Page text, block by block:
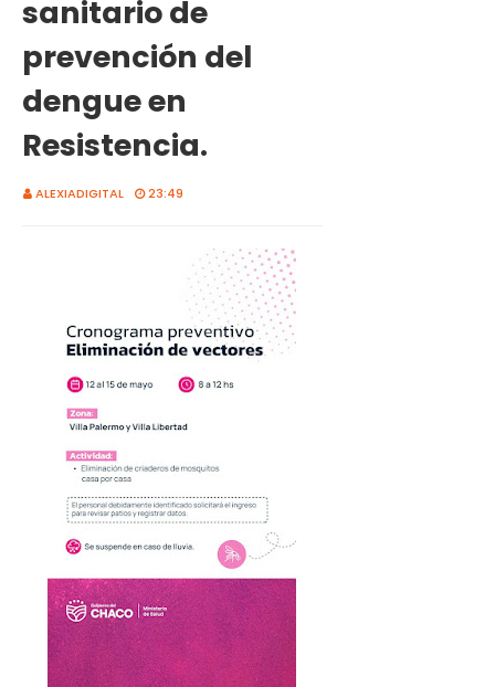
sanitario de
prevención del
dengue en
Resistencia.
ALEXIADIGITAL 23:49